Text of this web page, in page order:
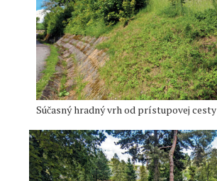
Súčasný hradný vrh od prístupovej cesty